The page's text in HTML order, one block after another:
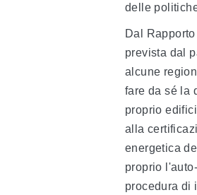
delle
Dal
prevista dal
alcune
fare da sé la
proprio
alla
energetica
proprio
procedura di